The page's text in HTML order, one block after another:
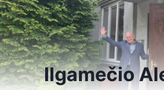
Ilgamečio